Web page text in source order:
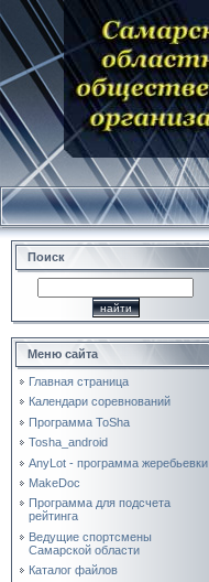
Поиск
Меню сайта
Главная страница
Календари соревнований
Программа ToSha
Tosha_android
AnyLot - программа жеребьевки
MakeDoc
Программа для подсчета
рейтинга
Ведущие спортсмены
Самарской области
Каталог файлов